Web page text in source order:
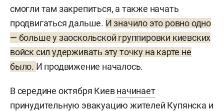
смогли там закрепиться, а также начать
продвигаться дальше. И значило это ровно одно
— больше у заоскольской группировки киевских
войск сил удерживать эту точку на карте не
было. И продвижение началось.
В середине октября Киевначинает
принудительную эвакуацию жителей Купянска и